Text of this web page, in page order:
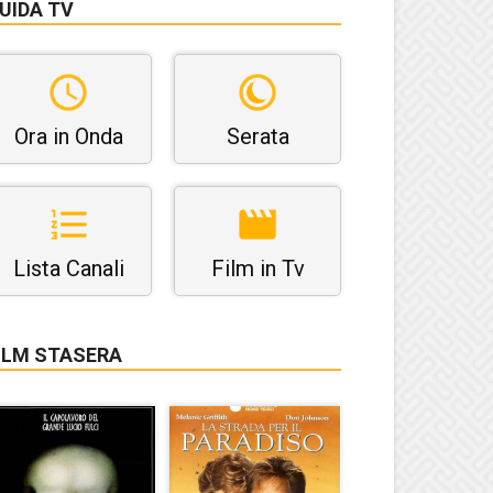
TV
Ora in Onda Serata
Lista Canali Film in Tv
STASERA